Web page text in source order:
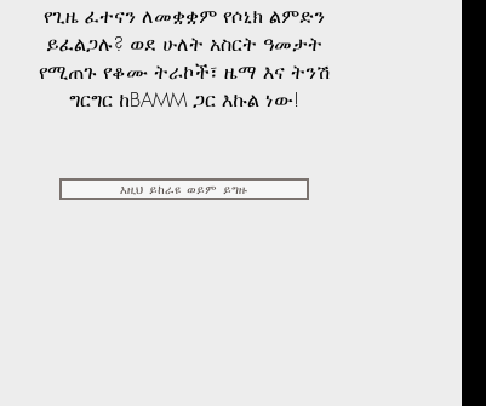
የጊዜ ፈተናን ለመቋቋም የሶኒክ ልምድን
ይፈልጋሉ? ወደ ሁለት አስርት ዓመታት
የሚጠጉ የቆሙ ትራኮች፣ ዜማ እና ትንሽ
ግርግር ከBAMM ጋር እኩል ነው!
እዚህ ይከራዩ ወይም ይግዙ